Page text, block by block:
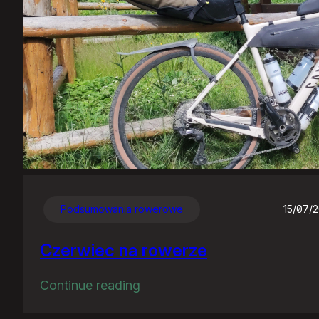
Podsumowania rowerowe 15/07/
Czerwiec na rowerze
Continue reading